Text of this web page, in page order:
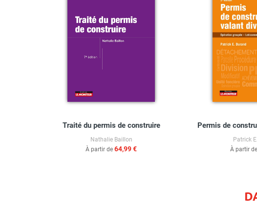
Traité du permis de construire
Nathalie Baillon
À partir de64,99 €
Permis de
Patrick
À partir